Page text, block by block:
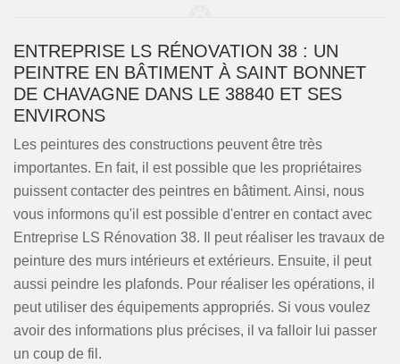
ENTREPRISE LS RÉNOVATION 38 : UN
PEINTRE EN BÂTIMENT À SAINT BONNET
DE CHAVAGNE DANS LE 38840 ET SES
ENVIRONS
Les peintures des constructions peuvent être très
importantes. En fait, il est possible que les propriétaires
puissent contacter des peintres en bâtiment. Ainsi, nous
vous informons qu'il est possible d'entrer en contact avec
Entreprise LS Rénovation 38. Il peut réaliser les travaux de
peinture des murs intérieurs et extérieurs. Ensuite, il peut
aussi peindre les plafonds. Pour réaliser les opérations, il
peut utiliser des équipements appropriés. Si vous voulez
avoir des informations plus précises, il va falloir lui passer
un coup de fil.